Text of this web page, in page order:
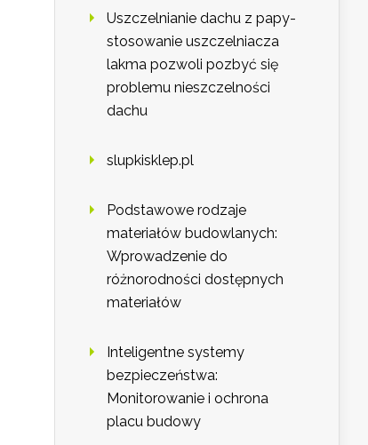
Uszczelnianie dachu z papy-
stosowanie uszczelniacza
lakma pozwoli pozbyć się
problemu nieszczelności
dachu
slupkisklep.pl
Podstawowe rodzaje
materiałów budowlanych:
Wprowadzenie do
różnorodności dostępnych
materiałów
Inteligentne systemy
bezpieczeństwa:
Monitorowanie i ochrona
placu budowy